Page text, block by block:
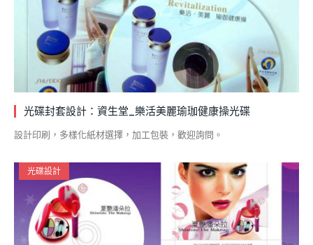
光碟封套設計：資生堂_樂活美麗瑜珈健康操光碟
設計印刷，多樣化紙材選擇，加工包裝，歡迎詢問。
光碟設計